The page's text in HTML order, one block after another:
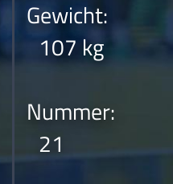
Gewicht:
107 kg
Nummer:
21